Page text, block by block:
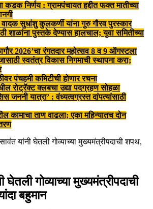
कडक निर्णय : ग्रामपंचायत हद्दीत फक्त मातीच्या
वादक सुधांशु कुलकर्णी यांना गुरु गौरव पुरस्कार
शाळांना पुस्तके देण्यास हालचाल; युवा समितीच्या
2026’चा रंगतदार महोत्सव 8 व 9 ऑगस्टला
स्वतंत्र विकास निगमाची स्थापना करा;
पंचहमी कमिटीची होणार रचना
रोट्रॅक्ट क्लबचा उद्या पदग्रहण सोहळा
जननी यात्रा’ : वंध्यत्वग्रस्त दांपत्यांसाठी
कामाचा ताण वाढला; एका महिन्यातच दोन
यांनी घेतली गोव्याच्या मुख्यमंत्रीपदाची शपथ,
घेतली गोव्याच्या मुख्यमंत्रीपदाची
बहुमान